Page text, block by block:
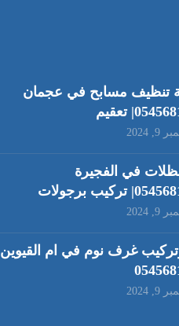
تنظيف مسابح في عجمان
2024
في الفجيرة
2024
غرف نوم في ام القيوين
2024